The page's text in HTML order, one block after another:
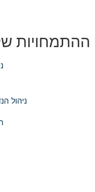
ההתמחויות
ניהול